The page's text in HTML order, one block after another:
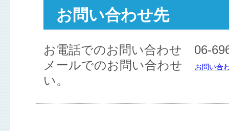
お問い合わせ先
お電話でのお問い合わせ 06-
メールでのお問い合わせ
お問い合
い。